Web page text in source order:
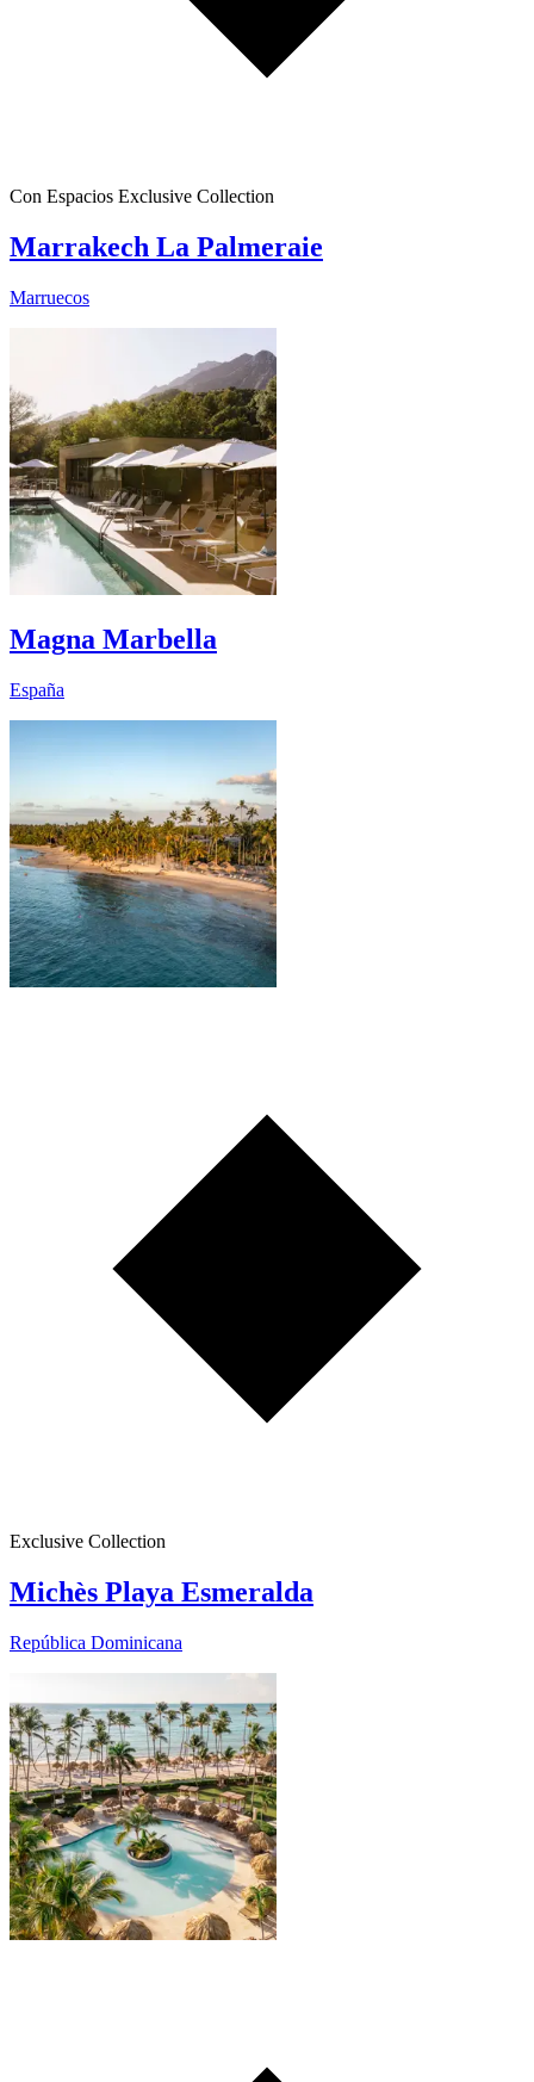
Con Espacios Exclusive Collection
Marrakech La Palmeraie
Marruecos
Magna Marbella
España
Exclusive Collection
Michès Playa Esmeralda
República Dominicana